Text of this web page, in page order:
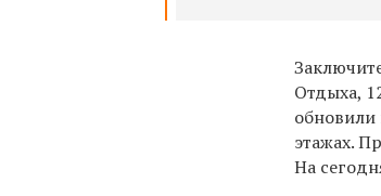
Отдыха,
этажах.
На